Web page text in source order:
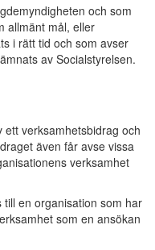
och som
allmänt mål, eller
i rätt tid och som avser
av Socialstyrelsen.
verksamhetsbidrag och
även får avse vissa
verksamhet
en organisation som har
som en ansökan